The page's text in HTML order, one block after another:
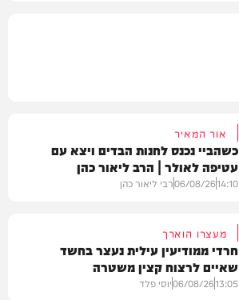
אור המאיר
כשהביי נכנס לחנות הבדים ויצא עם
עטיפה לאולר | הרב ליאור כהן
14:10
06/08/26רבי ליאור כהן
מעצרו הוארך
חרדי ממודיעין עילית נעצר בחשד
שאיים לרצוח קצין משטרה
13:05
06/08/26יוסי פלד